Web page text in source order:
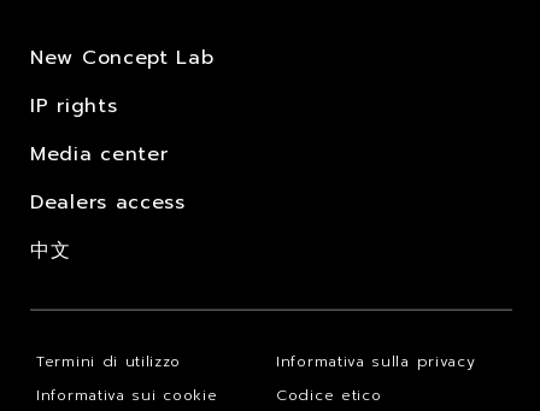
New Concept Lab
IP rights
Media center
Dealers access
中文
Termini di utilizzo
Informativa sulla privacy
Informativa sui cookie
Codice etico